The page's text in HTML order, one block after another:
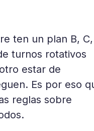
ten un plan B,
turnos rotativos
estar de
Es por eso
reglas sobre